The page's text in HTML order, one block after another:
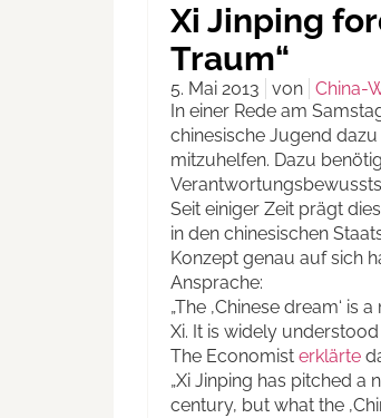
Xi Jinping
Traum“
5. Mai 2013 von China-
In einer Rede am
chinesische Jugend
mitzuhelfen. Dazu
Seit einiger Zeit prägt
in den chinesischen
Konzept genau auf sich
Ansprache:
„The ‚Chinese dream‘
Xi. It is widely
The Economist erklärte
„Xi Jinping has pitched
century, but what the